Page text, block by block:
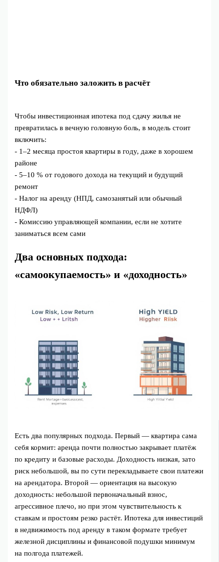
Что обязательно заложить в расчёт
Чтобы инвестиционная ипотека под сдачу жилья не
превратилась в вечную головную боль, в модель стоит
включить:
- 1–2 месяца простоя квартиры в году, даже в хорошем
районе
- 5–10 % от годового дохода на текущий и будущий
ремонт
- Налог на аренду (НПД, самозанятый или обычный
НДФЛ)
- Комиссию управляющей компании, если не хотите
заниматься всем сами
Два основных подхода:
«самоокупаемость» и «доходность»
Есть два популярных подхода. Первый — квартира сама
себя кормит: аренда почти полностью закрывает платёж
по кредиту и базовые расходы. Доходность низкая, зато
риск небольшой, вы по сути перекладываете свои платежи
на арендатора. Второй — ориентация на высокую
доходность: небольшой первоначальный взнос,
агрессивное плечо, но при этом чувствительность к
ставкам и простоям резко растёт. Ипотека для инвестиций
в недвижимость под аренду в таком формате требует
железной дисциплины и финансовой подушки минимум
на полгода платежей.